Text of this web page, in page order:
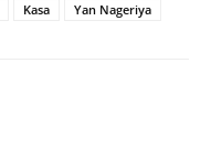
Kasa Yan Nageriya